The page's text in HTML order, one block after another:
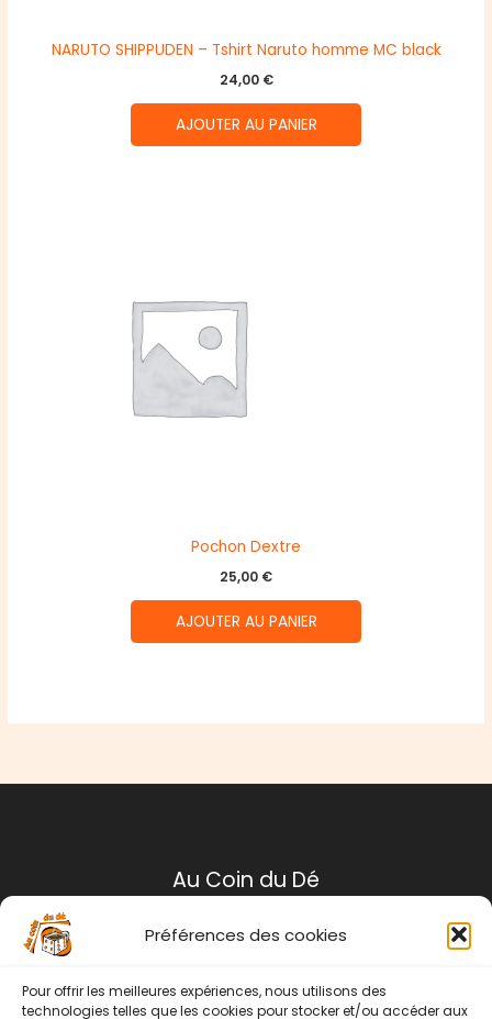
Préférences des cookies
Pour offrir les meilleures expériences, nous utilisons des
technologies telles que les cookies pour stocker et/ou accéder aux
NARUTO SHIPPUDEN – Tshirt Naruto homme MC black
24,00 €
AJOUTER AU PANIER
Pochon Dextre
25,00 €
AJOUTER AU PANIER
Au Coin du Dé
Conditions générales de ventes
Politique de retour